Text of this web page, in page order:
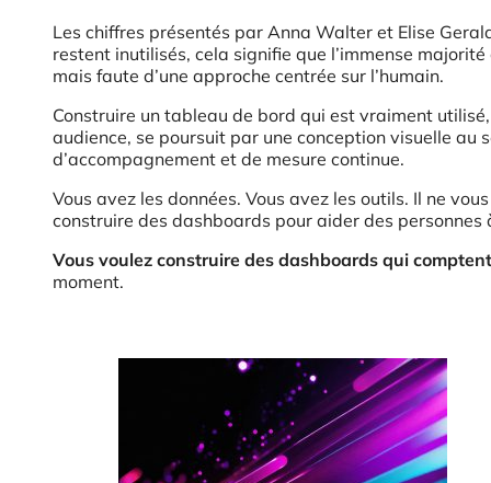
Les chiffres présentés par Anna Walter et Elise
restent inutilisés, cela signifie que l’immense
mais faute d’une approche centrée sur l’humain.
Construire un tableau de bord qui est vraiment
audience, se poursuit par une conception visuelle au
d’accompagnement et de mesure continue.
Vous avez les données. Vous avez les outils. Il ne
construire des dashboards pour aider des personnes
Vous voulez construire des dashboards qui
moment.